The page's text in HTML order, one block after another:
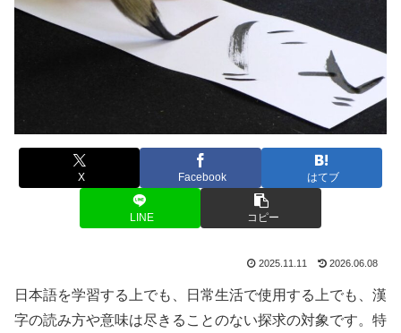
X Facebook はてブ
LINE コピー
2025.11.11 2026.06.08
日本語を学習する上でも、日常生活で使用する上でも、漢
字の読み方や意味は尽きることのない探求の対象です。特